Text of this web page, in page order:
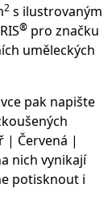
2 s ilustrovaným
® pro značku
uměleckých
pak napište
| Červená |
nich vynikají
potisknout i